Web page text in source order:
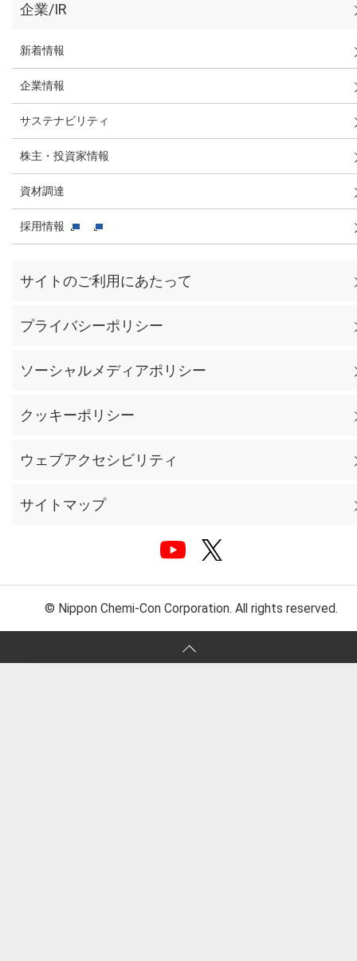
企業/IR
新着情報
企業情報
サステナビリティ
株主・投資家情報
資材調達
採用情報
サイトのご利用にあたって
プライバシーポリシー
ソーシャルメディアポリシー
クッキーポリシー
ウェブアクセシビリティ
サイトマップ
© Nippon Chemi-Con Corporation. All rights reserved.